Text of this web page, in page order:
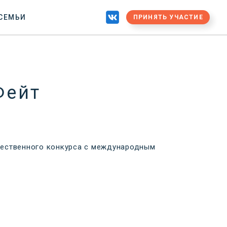
ПРИНЯТЬ УЧАСТИЕ
конкурса с международным